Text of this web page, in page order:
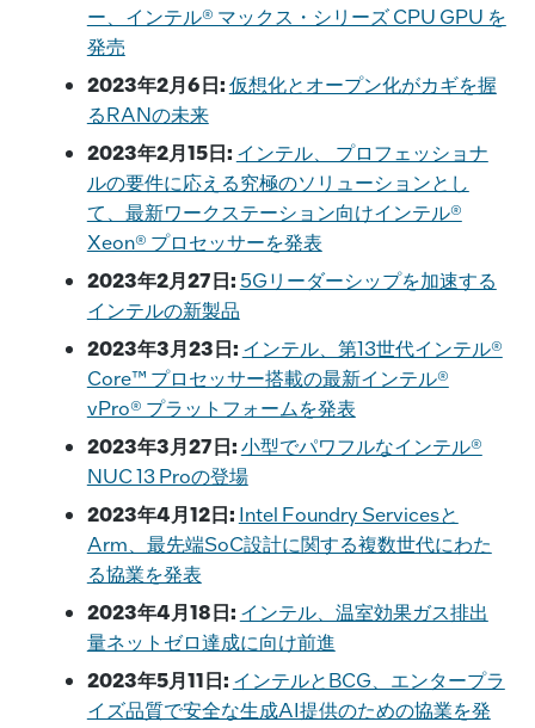
o
k
k
ー、インテル® マックス・シリーズ CPU GPU を
発売
2023年2月6日:仮想化とオープン化がカギを握
るRANの未来
2023年2月15日: インテル、 プロフェッショナ
ルの要件に応える究極のソリューションとし
て、最新ワークステーション向けインテル®
Xeon® プロセッサーを発表
2023年2月27日: 5Gリーダーシップを加速する
インテルの新製品
2023年3月23日: インテル、第13世代インテル®
Core™ プロセッサー搭載の最新インテル®
vPro® プラットフォームを発表
2023年3月27日:小型でパワフルなインテル®
NUC 13 Proの登場
2023年4月12日: Intel Foundry Servicesと
Arm、最先端SoC設計に関する複数世代にわた
る協業を発表
2023年4月18日: インテル、温室効果ガス排出
量ネットゼロ達成に向け前進
2023年5月11日: インテルとBCG、エンタープラ
イズ品質で安全な生成AI提供のための協業を発